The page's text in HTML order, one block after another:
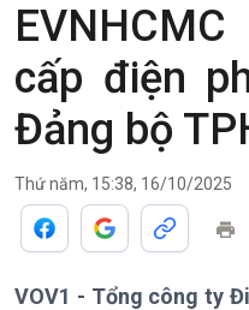
cấp điện
Đảng bộ
Thứ năm, 15:38, 16/10/2025
VOV1 - Tổng công ty